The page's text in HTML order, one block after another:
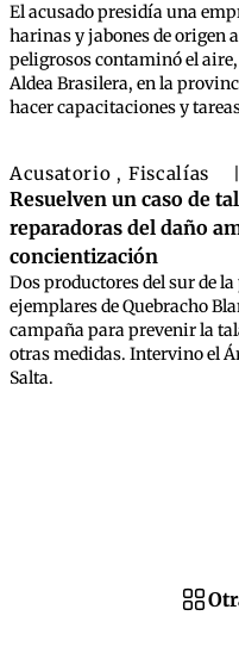
El acusado presidía una
harinas y jabones de origen
peligrosos contaminó el aire,
Aldea Brasilera, en la
hacer capacitaciones y
Acusatorio , Fiscalías
Resuelven un caso de
reparadoras del daño
concientización
Dos productores del sur de
ejemplares de Quebracho
campaña para prevenir la
otras medidas. Intervino el
Salta.